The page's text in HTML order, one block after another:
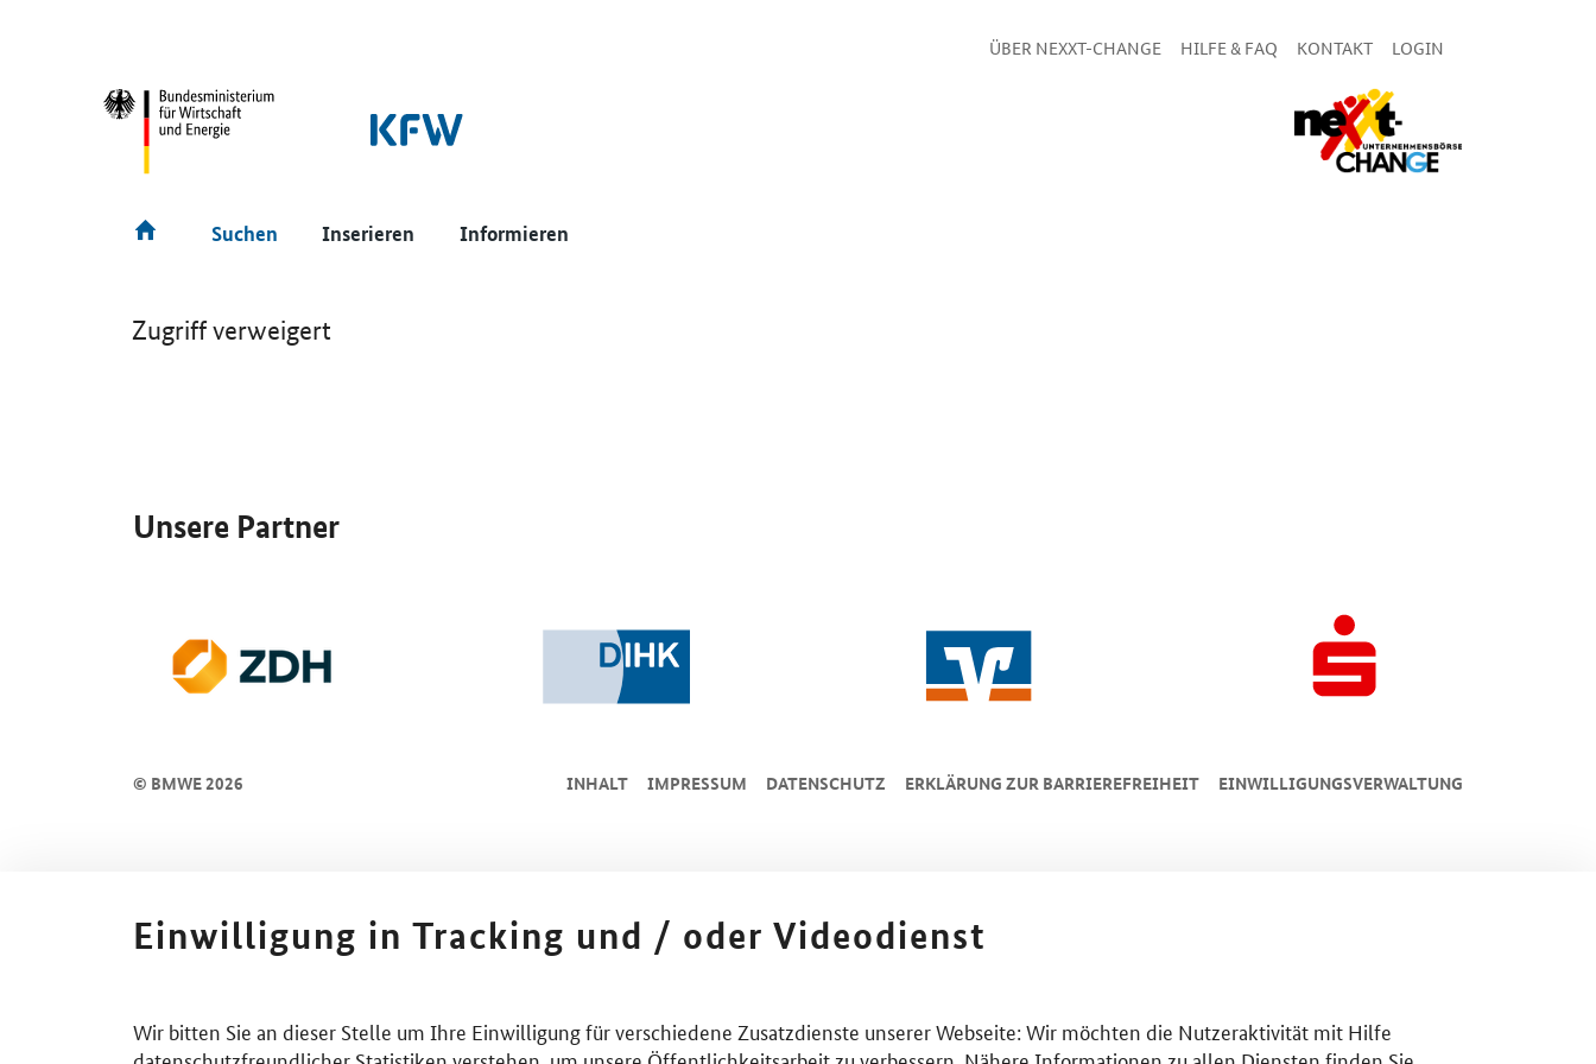
ÜBER NEXXT-CHANGE HILFE & FAQ KONTAKT LOGIN
Suchen Inserieren Informieren
Zugriff verweigert
Unsere Partner
© BMWE 2026 INHALT IMPRESSUM DA­TEN­SCHUTZ ERKLÄRUNG ZUR BARRIEREFREIHEIT EINWILLIGUNGSVERWALTUNG
Einwilligung in Tracking und / oder Videodienst
Wir bitten Sie an dieser Stelle um Ihre Einwilligung für verschiedene Zusatzdienste unserer Webseite: Wir möchten die Nutzeraktivität mit Hilfe